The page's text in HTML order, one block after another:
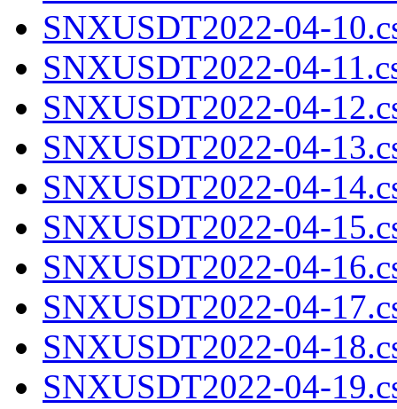
SNXUSDT2022-04-
SNXUSDT2022-04-
SNXUSDT2022-04-
SNXUSDT2022-04-
SNXUSDT2022-04-
SNXUSDT2022-04-
SNXUSDT2022-04-
SNXUSDT2022-04-
SNXUSDT2022-04-
SNXUSDT2022-04-